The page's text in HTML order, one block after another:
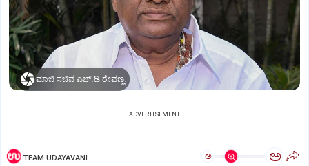
ಮಾಜಿ ಸಚಿವ ಎಚ್‌.ಡಿ.ರೇವಣ್ಣ.
ADVERTISEMENT
TEAM UDAYAVANI ಅ ಅ